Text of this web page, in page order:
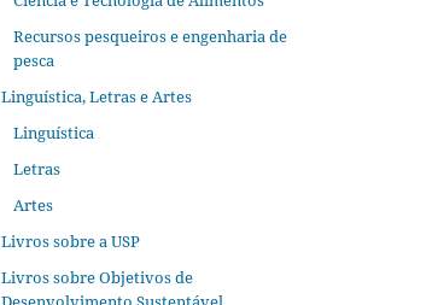
Recursos pesqueiros e engenharia de
pesca
Linguística, Letras e Artes
Linguística
Letras
Artes
Livros sobre a USP
Livros sobre Objetivos de